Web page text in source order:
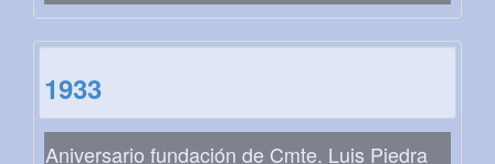
1933
Aniversario fundación de Cmte. Luis Piedra